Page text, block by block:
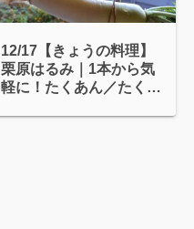
12/17【きょうの料理】
栗原はるみ｜1本から気
軽に！たくあん／たくあ